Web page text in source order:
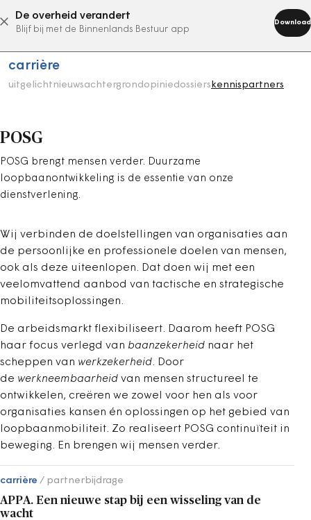
De overheid verandert
Blijf bij met de Binnenlands Bestuur app
Download
abonneer nu
uitgelicht nieuwsachtergrondopiniedossierskennispartners
carrière
POSG
POSG brengt mensen verder. Duurzame
loopbaanontwikkeling is de essentie van onze
dienstverlening.
Wij verbinden de doelstellingen van organisaties aan
de persoonlijke en professionele doelen van mensen,
ook als deze uiteenlopen. Dat doen wij met een
veelomvattend aanbod van tactische en strategische
mobiliteitsoplossingen.
De arbeidsmarkt flexibiliseert. Daarom heeft POSG
haar focus verlegd van baanzekerheid naar het
scheppen van werkzekerheid. Door
de werkneembaarheid van mensen structureel te
ontwikkelen, creëren we zowel voor hen als voor
organisaties kansen én oplossingen op het gebied van
loopbaanmobiliteit. Zo realiseert POSG continuïteit in
beweging. En brengen wij mensen verder.
carrière partnerbijdrage
APPA. Een nieuwe stap bij een wisseling van de
wacht